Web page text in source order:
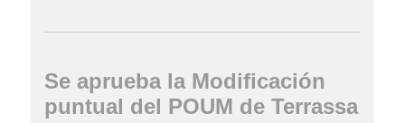
Se aprueba la Modificación
puntual del POUM de Terrassa